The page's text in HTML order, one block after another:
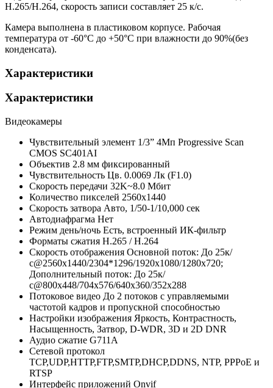
H.265/H.264, скорость записи составляет 25 к/с.
Камера выполнена в пластиковом корпусе. Рабочая
температура от -60°С до +50°С при влажности до 90%(без
конденсата).
Характеристики
Характеристики
Видеокамеры
Чувствительный элемент 1/3” 4Мп Progressive Scan
CMOS SC401AI
Объектив 2.8 мм фиксированный
Чувствительность Цв. 0.0069 Лк (F1.0)
Скорость передачи 32K~8.0 Мбит
Количество пикселей 2560х1440
Скорость затвора Авто, 1/50-1/10,000 сек
Автодиафрагма Нет
Режим день/ночь Есть, встроенный ИК-фильтр
Форматы сжатия H.265 / H.264
Скорость отображения Основной поток: До 25к/
с@2560x1440/2304*1296/1920х1080/1280x720;
Дополнительный поток: До 25к/
с@800x448/704х576/640x360/352х288
Потоковое видео До 2 потоков с управляемыми
частотой кадров и пропускной способностью
Настройки изображения Яркость, Контрастность,
Насыщенность, Затвор, D-WDR, 3D и 2D DNR
Аудио сжатие G711A
Сетевой протокол
TCP,UDP,HTTP,FTP,SMTP,DHCP,DDNS, NTP, PPPoE и
RTSP
Интерфейс приложений Onvif